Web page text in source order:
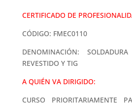
CERTIFICADO DE
CÓDIGO: FMEC0110
DENOMINACIÓN:
REVESTIDO Y TIG
A QUIÉN VA DIRIGIDO:
CURSO PRIORITARIAMENTE